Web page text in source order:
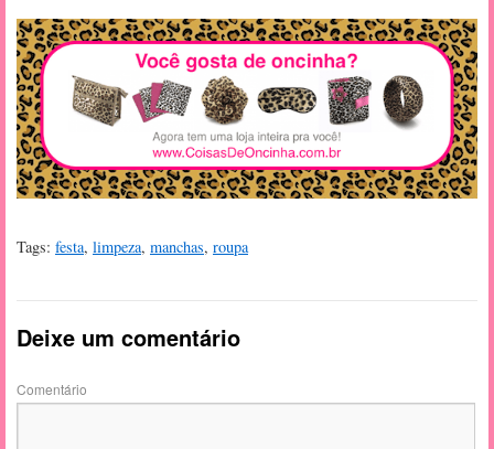
Tags: festa, limpeza, manchas, roupa
Deixe um comentário
Comentário